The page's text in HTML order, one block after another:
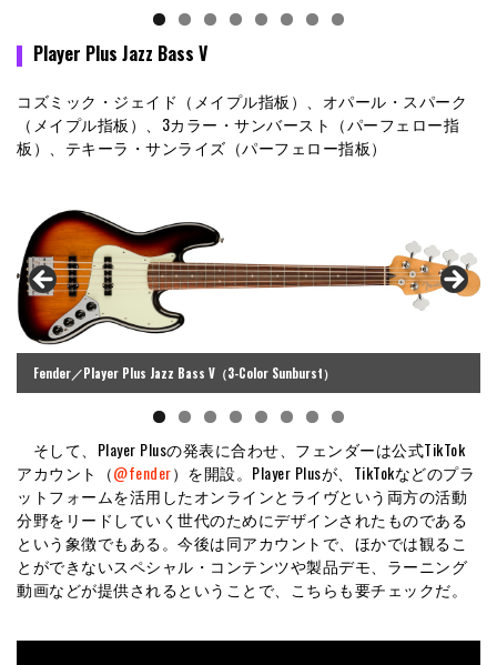
Player Plus Jazz Bass V
コズミック・ジェイド（メイプル指板）、オパール・スパーク
（メイプル指板）、3カラー・サンバースト（パーフェロー指
板）、テキーラ・サンライズ（パーフェロー指板）
Fender／Player Plus Jazz Bass V（3-Color Sunburst）
そして、Player Plusの発表に合わせ、フェンダーは公式TikTok
アカウント（@fender）を開設。Player Plusが、TikTokなどのプラ
ットフォームを活用したオンラインとライヴという両方の活動
分野をリードしていく世代のためにデザインされたものである
という象徴でもある。今後は同アカウントで、ほかでは観るこ
とができないスペシャル・コンテンツや製品デモ、ラーニング
動画などが提供されるということで、こちらも要チェックだ。